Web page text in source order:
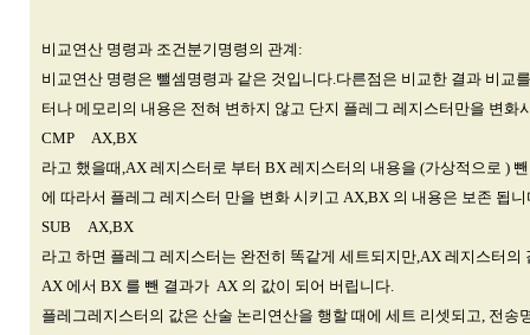
비교연산 명령과 조건분기명령의 관계:
비교연산 명령은 뺄셈명령과 같은 것입니다.다른점은 비교한 결과 비교
터나 메모리의 내용은 전혀 변하지 않고 단지 플레그 레지스터만을 변화
CMP AX,BX
라고 했을때,AX 레지스터로 부터 BX 레지스터의 내용을 (가상적으로 )
에 따라서 플레그 레지스터 만을 변화 시키고 AX,BX 의 내용은 보존 됩니
SUB AX,BX
라고 하면 플레그 레지스터는 완전히 똑같게 세트되지만,AX 레지스터의
AX 에서 BX 를 뺀 결과가 AX 의 값이 되어 버립니다.
플레그레지스터의 값은 산술 논리연산을 행할 때에 세트 리셋되고, 전송